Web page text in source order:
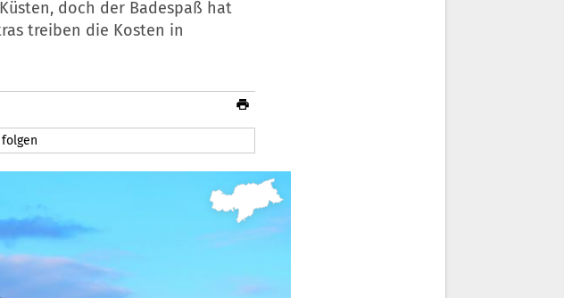
doch der Badespaß hat
treiben die Kosten in
folgen